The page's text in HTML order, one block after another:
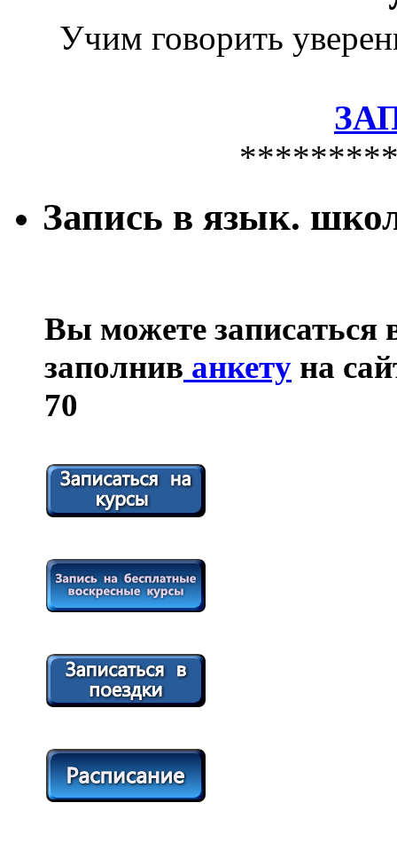
Учим говорить
Запись в язык.
Вы можете
заполнив анкету на
70